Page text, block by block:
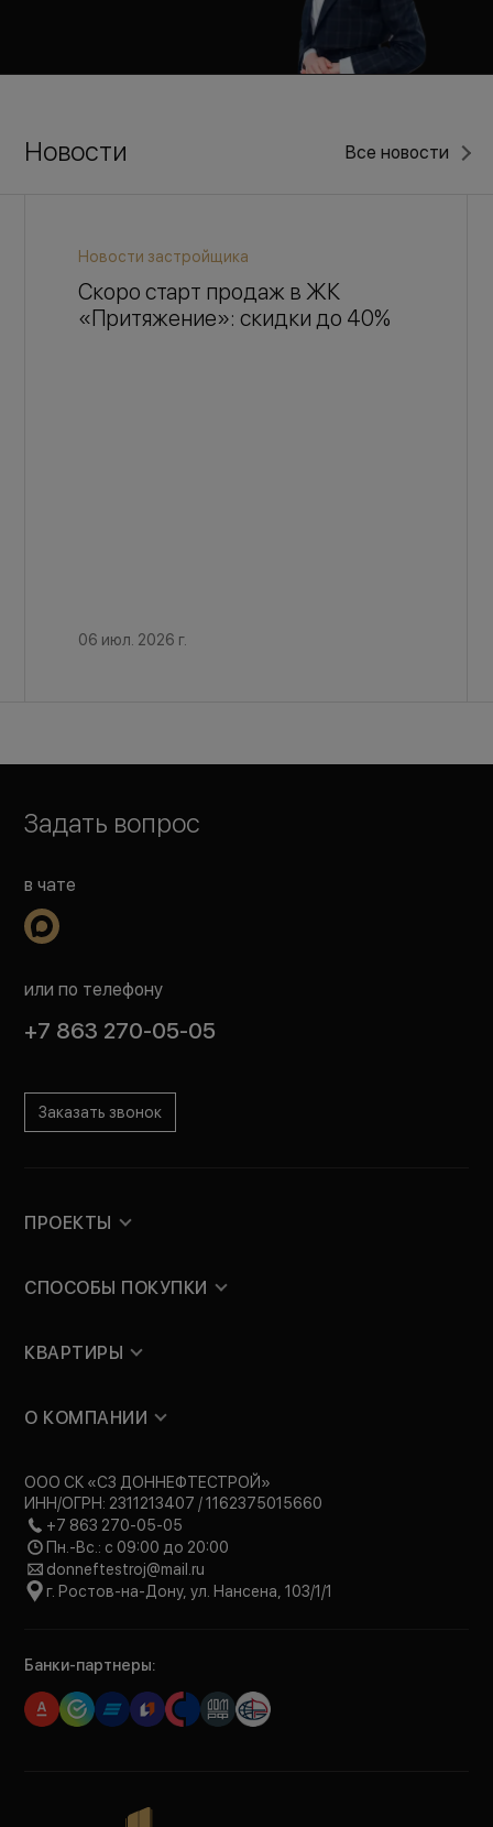
Новости Все новости
Новости застройщика
Скоро старт продаж в ЖК
«Притяжение»: скидки до 40%
06 июл. 2026 г.
Задать вопрос
в чате
или по телефону
+7 863 270-05-05
Заказать звонок
ПРОЕКТЫ
СПОСОБЫ ПОКУПКИ
КВАРТИРЫ
О КОМПАНИИ
ООО СК «СЗ ДОННЕФТЕСТРОЙ»
ИНН/ОГРН: 2311213407 / 1162375015660
+7 863 270-05-05
Пн.-Вс.: с 09:00 до 20:00
donneftestroj@mail.ru
г. Ростов-на-Дону, ул. Нансена, 103/1/1
Банки-партнеры: